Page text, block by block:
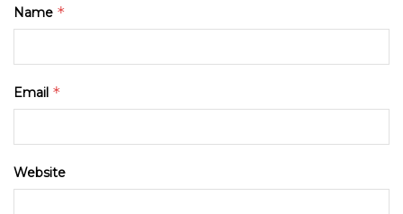
Name *
Email *
Website